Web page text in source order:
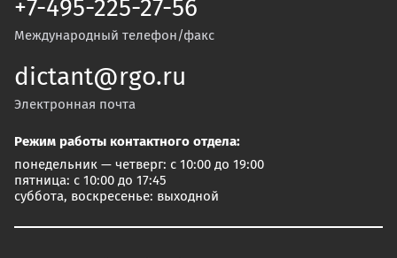
+7-495-225-27-56
Международный телефон/факс
dictant@rgo.ru
Электронная почта
Режим работы контактного отдела:
понедельник — четверг: с 10:00 до 19:00
пятница: с 10:00 до 17:45
суббота, воскресенье: выходной